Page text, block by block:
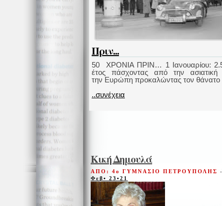
Πριν...
50 ΧΡΟΝΙΑ ΠΡΙΝ… 1 Ιανουαρίου:
έτος πάσχοντας από την
την Ευρώπη προκαλώντας τον θάνατο
..συνέχεια
Κική Δημουλά
ΑΠΟ: 4ο ΓΥΜΝΑΣΙΟ ΠΕΤΡΟΥΠΟΛΗΣ
Φεβ• 23•21